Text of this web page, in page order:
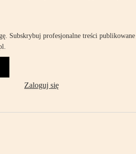
Subskrybuj profesjonalne treści publikowane
Zaloguj się